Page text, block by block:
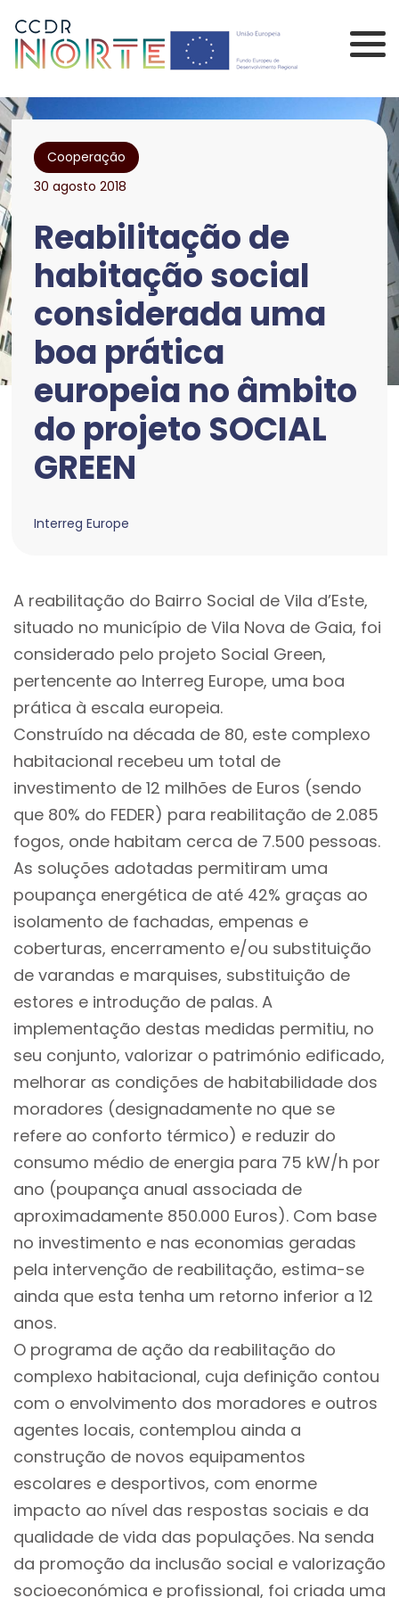
Comissão de
Cooperação
30 agosto 2018
Reabilitação de
habitação social
considerada uma
boa prática
europeia no âmbito
do projeto SOCIAL
GREEN
Interreg Europe
A reabilitação do Bairro Social de Vila d’Este,
situado no município de Vila Nova de Gaia, foi
considerado pelo projeto Social Green,
pertencente ao Interreg Europe, uma boa
prática à escala europeia.
Construído na década de 80, este complexo
habitacional recebeu um total de
investimento de 12 milhões de Euros (sendo
que 80% do FEDER) para reabilitação de 2.085
fogos, onde habitam cerca de 7.500 pessoas.
As soluções adotadas permitiram uma
poupança energética de até 42% graças ao
isolamento de fachadas, empenas e
coberturas, encerramento e/ou substituição
de varandas e marquises, substituição de
estores e introdução de palas. A
implementação destas medidas permitiu, no
seu conjunto, valorizar o património edificado,
melhorar as condições de habitabilidade dos
moradores (designadamente no que se
refere ao conforto térmico) e reduzir do
consumo médio de energia para 75 kW/h por
ano (poupança anual associada de
aproximadamente 850.000 Euros). Com base
no investimento e nas economias geradas
pela intervenção de reabilitação, estima-se
ainda que esta tenha um retorno inferior a 12
anos.
O programa de ação da reabilitação do
complexo habitacional, cuja definição contou
com o envolvimento dos moradores e outros
agentes locais, contemplou ainda a
construção de novos equipamentos
escolares e desportivos, com enorme
impacto ao nível das respostas sociais e da
qualidade de vida das populações. Na senda
da promoção da inclusão social e valorização
socioeconómica e profissional, foi criada uma